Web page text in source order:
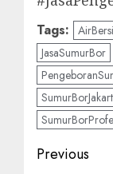
Tags:
JasaSumurBor
Post
Previous